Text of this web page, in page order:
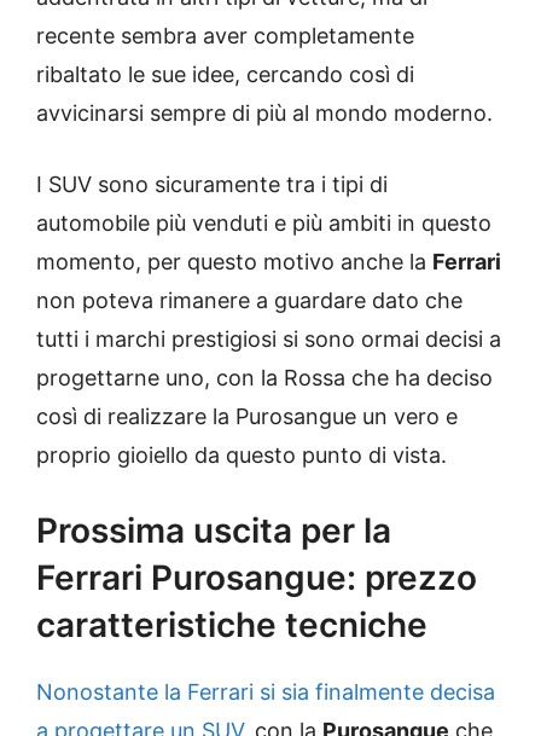
recente sembra aver completamente
ribaltato le sue idee, cercando così di
avvicinarsi sempre di più al mondo moderno.
I SUV sono sicuramente tra i tipi di
automobile più venduti e più ambiti in questo
momento, per questo motivo anche la Ferrari
non poteva rimanere a guardare dato che
tutti i marchi prestigiosi si sono ormai decisi a
progettarne uno, con la Rossa che ha deciso
così di realizzare la Purosangue un vero e
proprio gioiello da questo punto di vista.
Prossima uscita per la
Ferrari Purosangue: prezzo
caratteristiche tecniche
Nonostante la Ferrari si sia finalmente decisa